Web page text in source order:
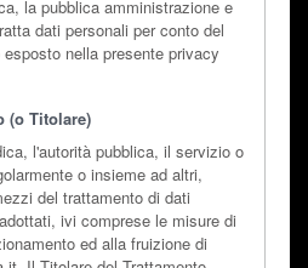
la pubblica amministrazione e
dati personali per conto del
nella presente privacy
(o Titolare)
l'autorità pubblica, il servizio o
o insieme ad altri,
del trattamento di dati
ivi comprese le misure di
ed alla fruizione di